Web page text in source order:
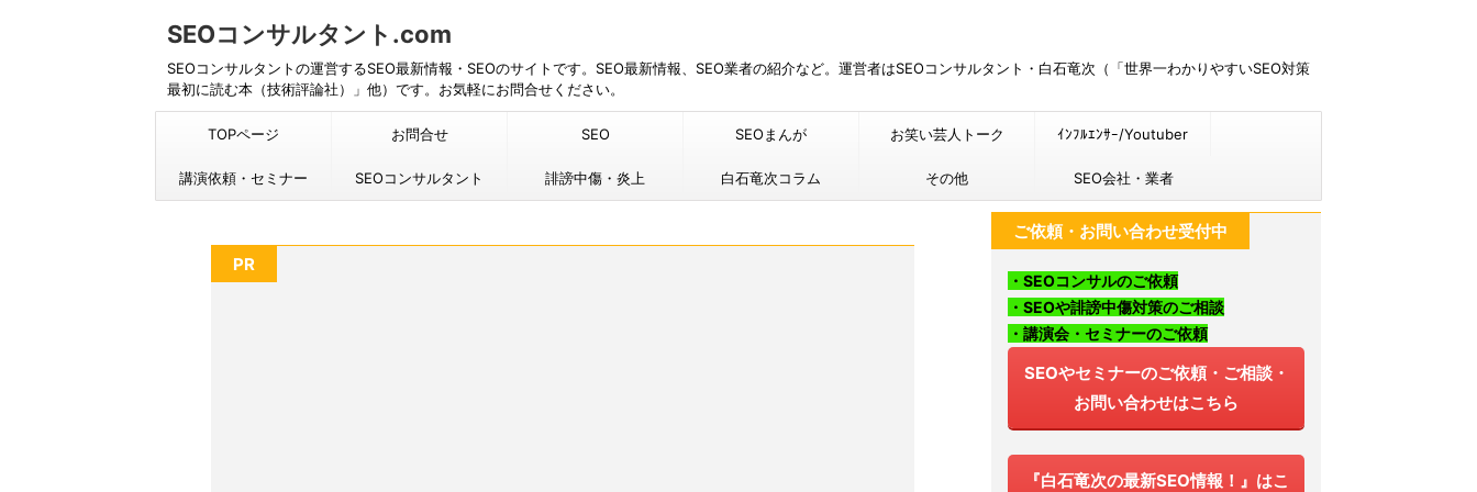
SEOコンサルタント.com
SEOコンサルタントの運営するSEO最新情報・SEOのサイトです。SEO最新情報、SEO業者の紹介など。運営者はSEOコンサルタント・白石竜次（「世界一わかりやすいSEO対策
最初に読む本（技術評論社）」他）です。お気軽にお問合せください。
TOPページ お問合せ SEO SEOまんが お笑い芸人トーク ｲﾝﾌﾙｴﾝｻｰ/Youtuber
講演依頼・セミナー SEOコンサルタント 誹謗中傷・炎上 白石竜次コラム その他 SEO会社・業者
PR
ご依頼・お問い合わせ受付中
・SEOコンサルのご依頼
・SEOや誹謗中傷対策のご相談
・講演会・セミナーのご依頼
SEOやセミナーのご依頼・ご相談・
お問い合わせはこちら
『白石竜次の最新SEO情報！』はこ